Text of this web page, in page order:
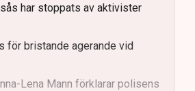
har stoppats av aktivister
för bristande agerande vid
Lena Mann förklarar polisens